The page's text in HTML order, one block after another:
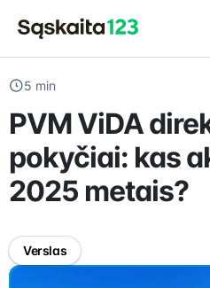
5 min
PVM ViDA
pokyčiai: kas
2025 metais?
Verslas